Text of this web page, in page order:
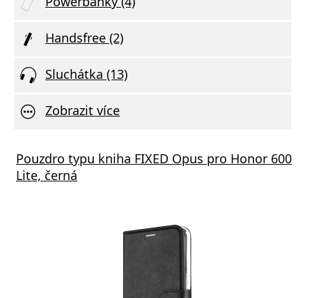
Handsfree (2)
Sluchátka (13)
Zobrazit více
Pouzdro typu kniha FIXED Opus pro Honor 600
Lite, černá